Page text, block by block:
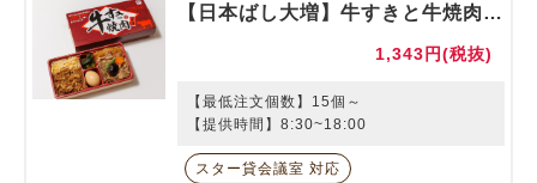
【日本ばし大増】牛すきと牛焼肉弁当
1,343円(税抜)
【最低注文個数】15個～
【提供時間】8:30~18:00
スター貸会議室 対応